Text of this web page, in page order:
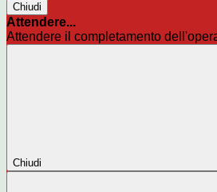
Chiudi
Attendere...
Attendere il completamento
Chiudi